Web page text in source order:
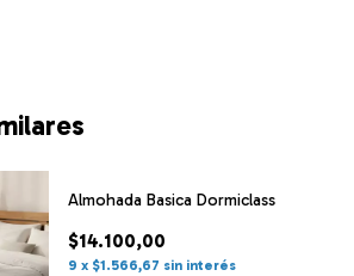
Almohada Basica Dormiclass
$14.100,00
9 x $1.566,67 sin interés